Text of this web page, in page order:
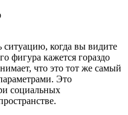
когда вы видите
фигура кажется гораздо
что это тот же самый
Это
социальных